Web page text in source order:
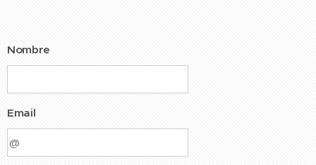
Nombre
Email